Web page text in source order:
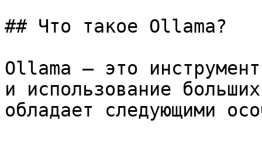
## Что такое Ollama?
Ollama — это
и использование
обладает следующими